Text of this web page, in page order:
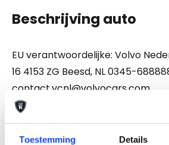
Toestemming Details
Beschrijving auto
EU verantwoordelijke: Volvo
16 4153 ZG Beesd, NL 0345-
contact.vcnl@volvocars.com
De auto van uw keuze tegen een
bodemprijs. Die vindt u bij Auto